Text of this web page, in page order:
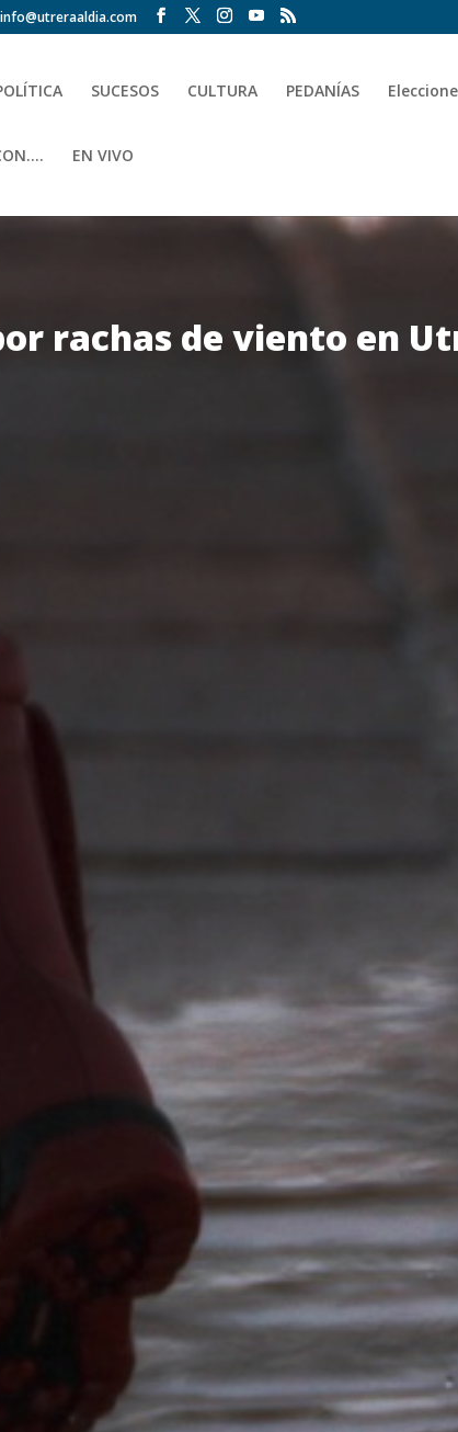
info@utreraaldia.com
SUCESOS CULTURA PEDANÍAS
EN VIVO
rachas de viento en